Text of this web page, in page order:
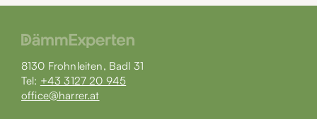
8130 Frohnleiten, Badl 31
Tel: +43 3127 20 945
office@harrer.at